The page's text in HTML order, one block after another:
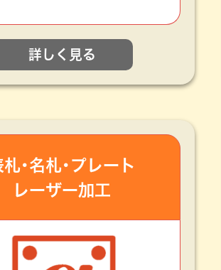
詳しく見る
札･名札･プレート
レーザー加工